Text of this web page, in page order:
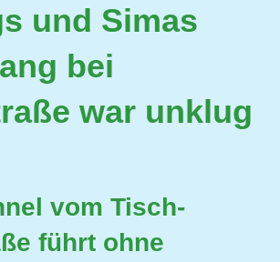
und Simas
bei
war unklug
vom Tisch-
führt ohne